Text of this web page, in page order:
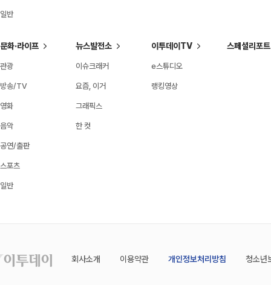
일반
문화·라이프
관광
방송/TV
영화
음악
공연/출판
스포츠
일반
뉴스발전소
이슈크래커
요즘, 이거
그래픽스
한 컷
이투데이TV
e스튜디오
랭킹영상
스페셜리포트
회사소개 이용약관 개인정보처리방침 청소년